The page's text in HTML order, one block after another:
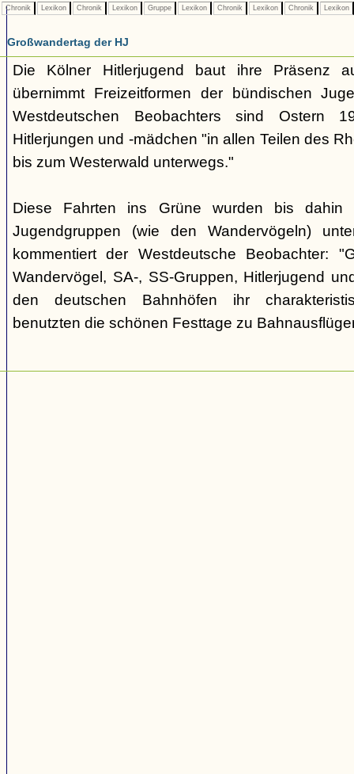
Chronik Lexikon Chronik Lexikon Gruppe Lexikon Chronik Lexikon Chronik Lexikon
Großwandertag der HJ
Die Kölner Hitlerjugend baut ihre Präsenz
übernimmt Freizeitformen der bündischen
Westdeutschen Beobachters sind Ostern
Hitlerjungen und -mädchen "in allen Teilen des
bis zum Westerwald unterwegs."
Diese Fahrten ins Grüne wurden bis dahin
Jugendgruppen (wie den Wandervögeln)
kommentiert der Westdeutsche Beobachter:
Wandervögel, SA-, SS-Gruppen, Hitlerjugend
den deutschen Bahnhöfen ihr
benutzten die schönen Festtage zu